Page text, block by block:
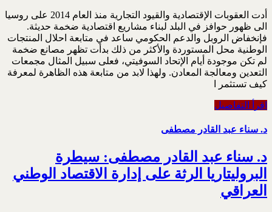
أدت العقوبات الإقتصادية والقيود التجارية منذ العام 2014 على روسيا
الى ظهور حوافز في البلد لبناء مشاريع اقتصادية ضخمة حديثة.
فإنخفاض الروبل والدعم الحكومي ساعد في متابعة احلال المنتجات
الوطنية محل المستوردة والأكثر من ذلك بدأت تظهر مصانع ضخمة
لم تكن موجودة أيام الإتحاد السوفيتي، فعلى سبيل المثال مجمعات
التعدين ومعالجة المعادن. ولهذا لابد من متابعة هذه الظاهرة لمعرفة
كيف تستثمر ا
اقرأ التفاصيل
د. سناء عبد القادر مصطفى
د. سناء عبد القادر مصطفى: سيطرة
البروليتاريا الرثة على إدارة الاقتصاد الوطني
العراقي